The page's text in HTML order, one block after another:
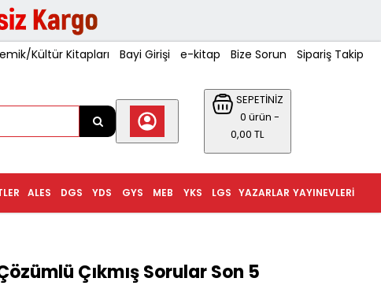
Kültür Kitapları Bayi Girişi e-kitap Bize Sorun Sipariş Takip
SEPETİNİZ
0 ürün -
0,00 TL
YAYINEVLERI
YAZARLAR
LGS
YKS
MEB
GYS
YDS
DGS
ALES
Çıkmış Sorular Son 5